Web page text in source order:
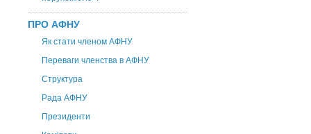
ПРО АФНУ
Як стати членом АФНУ
Переваги членства в АФНУ
Структура
Рада АФНУ
Президенти